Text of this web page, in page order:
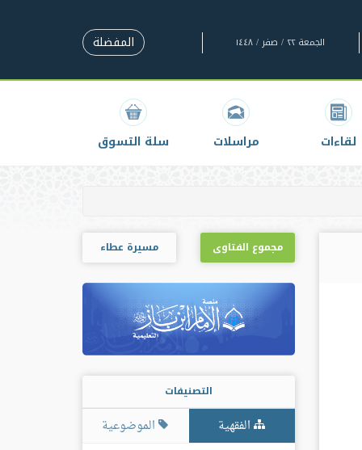
الجمعة ٢٢ / صفر / ١٤٤٨ المفضلة
لقاءات مراسلات سلة التسوق
مجموع الفتاوى مسيرة عطاء
التصنيفات
الفقهية
الموضوعية